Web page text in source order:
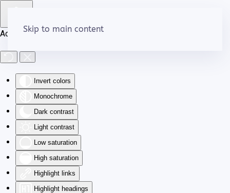
Accessibility Tools
Invert colors
Monochrome
Dark contrast
Light contrast
Low saturation
High saturation
Highlight links
Highlight headings
Skip to main content